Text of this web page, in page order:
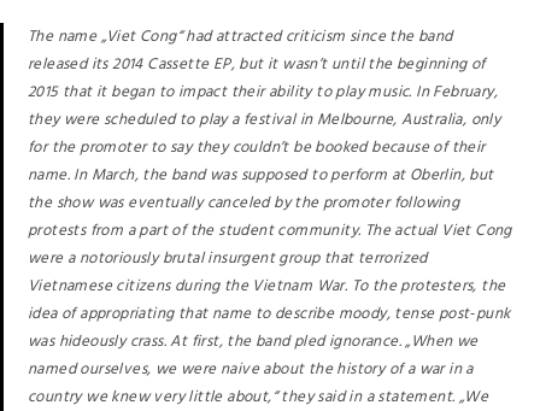
The name „Viet Cong“ had attracted criticism since the band
released its 2014 Cassette EP, but it wasn’t until the beginning of
2015 that it began to impact their ability to play music. In February,
they were scheduled to play a festival in Melbourne, Australia, only
for the promoter to say they couldn’t be booked because of their
name. In March, the band was supposed to perform at Oberlin, but
the show was eventually canceled by the promoter following
protests from a part of the student community. The actual Viet Cong
were a notoriously brutal insurgent group that terrorized
Vietnamese citizens during the Vietnam War. To the protesters, the
idea of appropriating that name to describe moody, tense post-punk
was hideously crass. At first, the band pled ignorance. „When we
named ourselves, we were naive about the history of a war in a
country we knew very little about,“ they said in a statement. „We